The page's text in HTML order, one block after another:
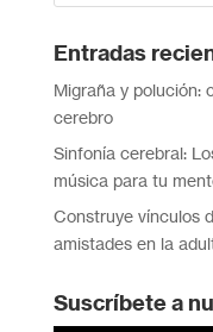
Entradas
Migraña y polución:
cerebro
Sinfonía cerebral:
música para tu
Construye vínculos
amistades en la
Suscríbete a